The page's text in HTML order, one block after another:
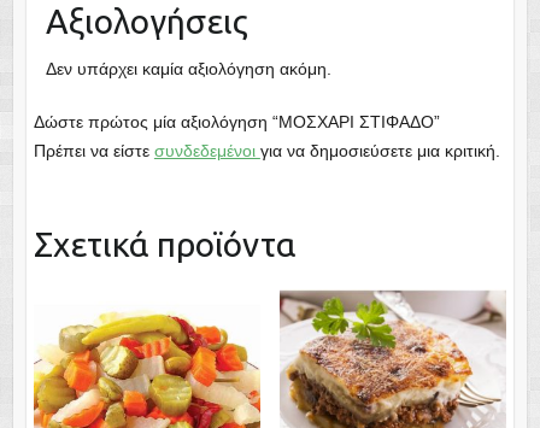
Αξιολογήσεις
Δεν υπάρχει καμία αξιολόγηση ακόμη.
Δώστε πρώτος μία αξιολόγηση “ΜΟΣΧΑΡΙ ΣΤΙΦΑΔΟ”
Πρέπει να είστε συνδεδεμένοι για να δημοσιεύσετε μια κριτική.
Σχετικά προϊόντα